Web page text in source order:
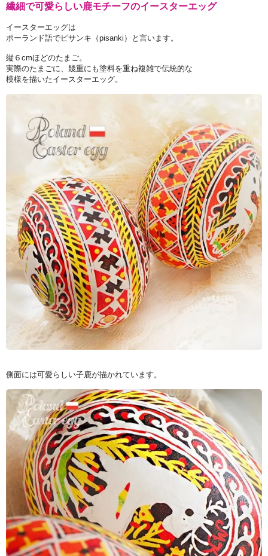
繊細で可愛らしい鹿モチーフのイースターエッグ
イースターエッグは
ポーランド語でピサンキ（pisanki）と言います。
縦６cmほどのたまご。
実際のたまごに、幾重にも塗料を重ね複雑で伝統的な
模様を描いたイースターエッグ。
側面には可愛らしい子鹿が描かれています。